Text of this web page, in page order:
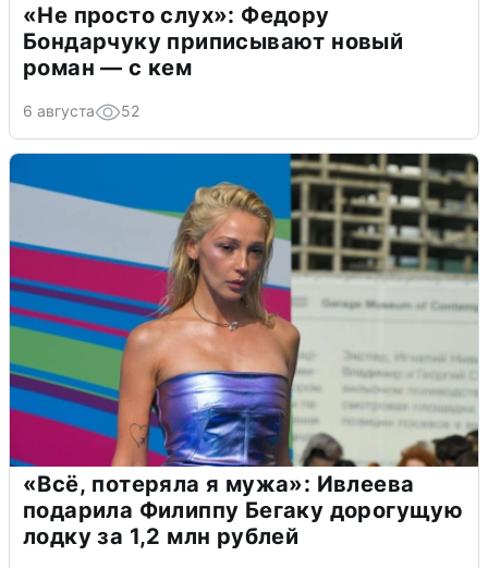
«Не просто слух»: Федору
Бондарчуку приписывают новый
роман — с кем
6 августа 52
«Всё, потеряла я мужа»: Ивлеева
подарила Филиппу Бегаку дорогущую
лодку за 1,2 млн рублей